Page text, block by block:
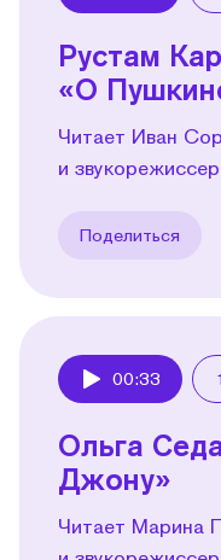
Рустам
«О
Читает Иван
и
Поделиться
00:33
Ольга
Джону»
Читает Марина